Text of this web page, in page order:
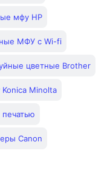
мфу HP
МФУ с Wi-fi
цветные Brother
Minolta
Canon